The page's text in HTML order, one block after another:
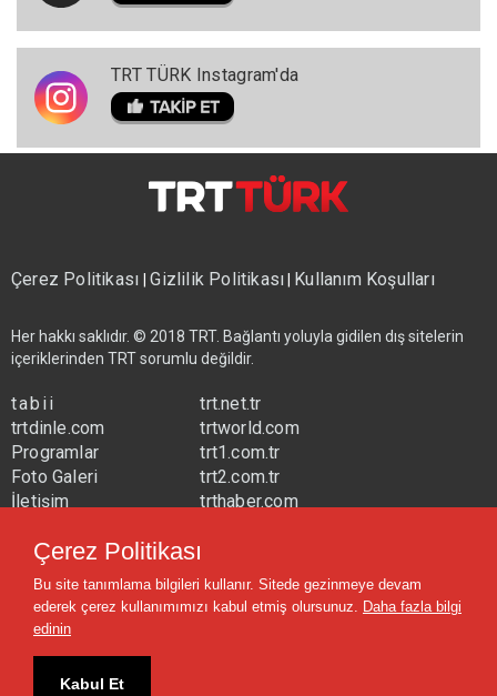
TRT TÜRK Instagram'da
Çerez Politikası|Gizlilik Politikası| Kullanım Koşulları
Her hakkı saklıdır. © 2018 TRT. Bağlantı yoluyla gidilen dış sitelerin
içeriklerinden TRT sorumlu değildir.
tabii
trtdinle.com
Programlar
Foto Galeri
İletişim
trt.net.tr
trtworld.com
trt1.com.tr
trt2.com.tr
trthaber.com
trtavaz.com.tr
trtmuzik.net.tr
trtcocuk.net.tr
Çerez Politikası
Bu site tanımlama bilgileri kullanır. Sitede gezinmeye devam
ederek çerez kullanımımızı kabul etmiş olursunuz. Daha fazla bilgi
edinin
Kabul Et